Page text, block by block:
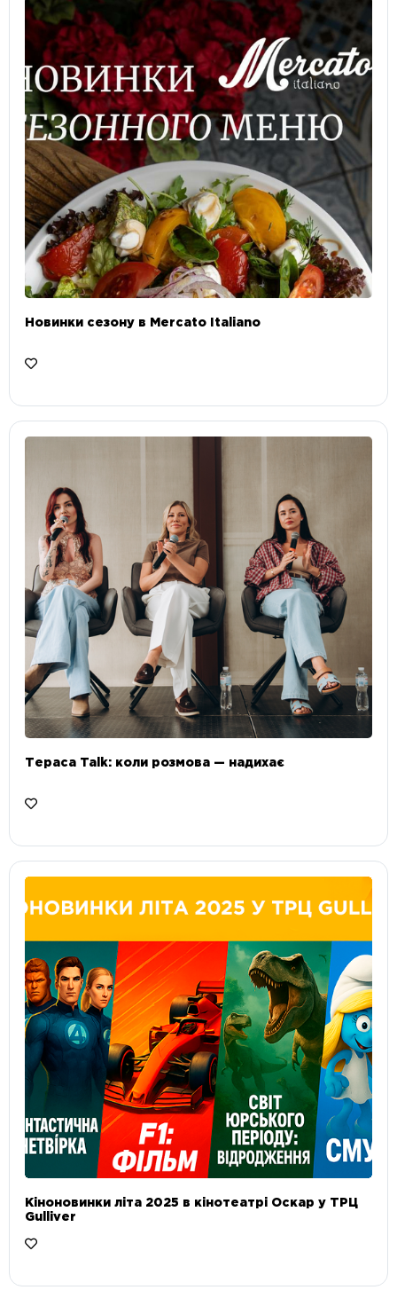
Новинки сезону в Mercato Italiano
Тераса Talk: коли розмова — надихає
Кіноновинки літа 2025 в кінотеатрі Оскар у ТРЦ
Gulliver